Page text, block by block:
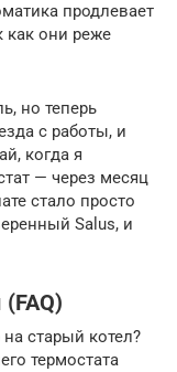
продлевает
как они реже
но теперь
с работы, и
когда я
— через месяц
стало просто
Salus, и
старый котел?
термостата